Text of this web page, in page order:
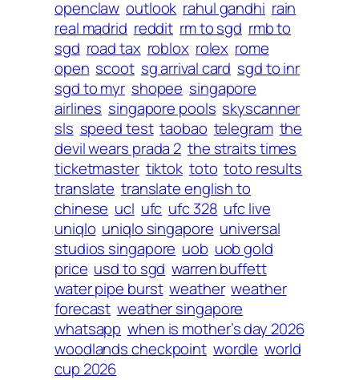
openclaw outlook rahul gandhi rain
real madrid reddit rm to sgd rmb to
sgd road tax roblox rolex rome
open scoot sg arrival card sgd to inr
sgd to myr shopee singapore
airlines singapore pools skyscanner
sls speed test taobao telegram the
devil wears prada 2 the straits times
ticketmaster tiktok toto toto results
translate translate english to
chinese ucl ufc ufc 328 ufc live
uniqlo uniqlo singapore universal
studios singapore uob uob gold
price usd to sgd warren buffett
water pipe burst weather weather
forecast weather singapore
whatsapp when is mother’s day 2026
woodlands checkpoint wordle world
cup 2026